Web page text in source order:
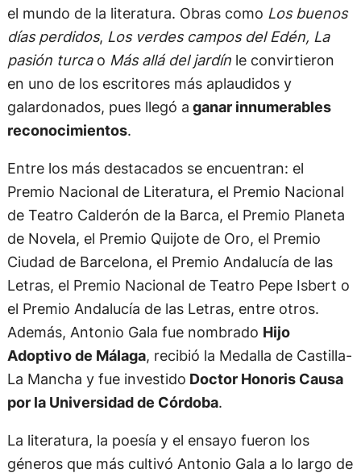
el mundo de la literatura. Obras como Los buenos
días perdidos, Los verdes campos del Edén, La
pasión turca o Más allá del jardín le convirtieron
en uno de los escritores más aplaudidos y
galardonados, pues llegó a ganar innumerables
reconocimientos.
Entre los más destacados se encuentran: el
Premio Nacional de Literatura, el Premio Nacional
de Teatro Calderón de la Barca, el Premio Planeta
de Novela, el Premio Quijote de Oro, el Premio
Ciudad de Barcelona, el Premio Andalucía de las
Letras, el Premio Nacional de Teatro Pepe Isbert o
el Premio Andalucía de las Letras, entre otros.
Además, Antonio Gala fue nombrado Hijo
Adoptivo de Málaga, recibió la Medalla de Castilla-
La Mancha y fue investido Doctor Honoris Causa
por la Universidad de Córdoba.
La literatura, la poesía y el ensayo fueron los
géneros que más cultivó Antonio Gala a lo largo de